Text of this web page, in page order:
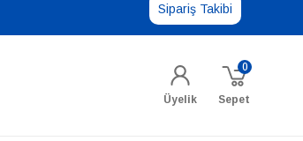
Sipariş Takibi
Üyelik Sepet
0